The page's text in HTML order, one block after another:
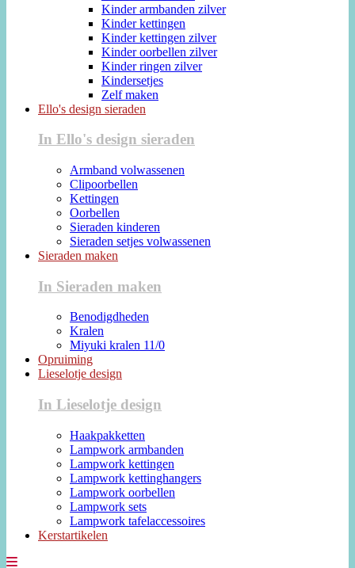
Kinder armbanden zilver
Kinder kettingen
Kinder kettingen zilver
Kinder oorbellen zilver
Kinder ringen zilver
Kindersetjes
Zelf maken
Ello's design sieraden
In Ello's design sieraden
Armband volwassenen
Clipoorbellen
Kettingen
Oorbellen
Sieraden kinderen
Sieraden setjes volwassenen
Sieraden maken
In Sieraden maken
Benodigdheden
Kralen
Miyuki kralen 11/0
Opruiming
Lieselotje design
In Lieselotje design
Haakpakketten
Lampwork armbanden
Lampwork kettingen
Lampwork kettinghangers
Lampwork oorbellen
Lampwork sets
Lampwork tafelaccessoires
Kerstartikelen